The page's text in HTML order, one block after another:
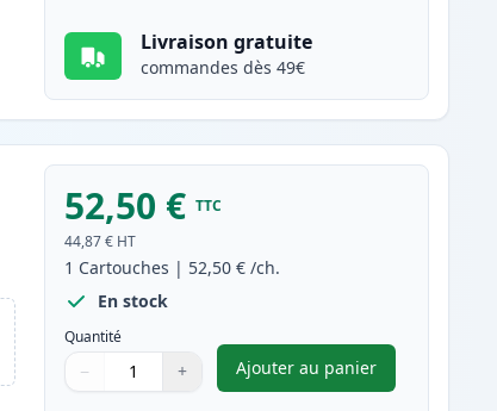
Livraison gratuite
commandes dès 49€
52,50 € TTC
44,87 € HT
1 Cartouches | 52,50 € /ch.
En stock
Quantité
Quantité
Utilisez les boutons pour ajuster
− +
Quantité
Ajouter au panier
,Canon 718